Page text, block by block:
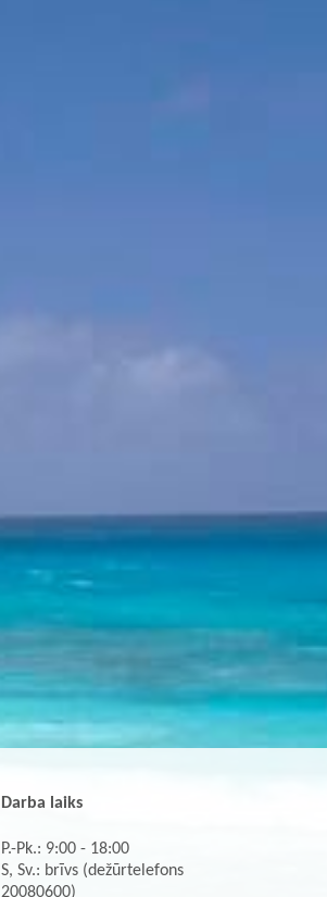
Darba laiks
P.-Pk.: 9:00 - 18:00
S, Sv.: brīvs (dežūrtelefons
20080600)